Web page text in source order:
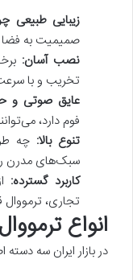
زیبایی طبیعی
صمیمیت به
نصب آسان:
تخریب و با
عایق صوتی و
فوم دارد،
تنوع بالا: چه
سبک‌های مدرن
کاربرد گسترده:
تجاری،
انواع
در بازار ایران سه